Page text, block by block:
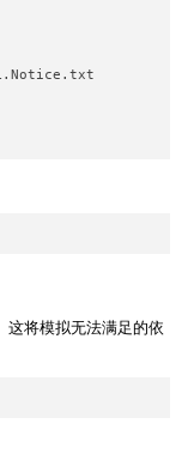
这将模拟无法满足的依